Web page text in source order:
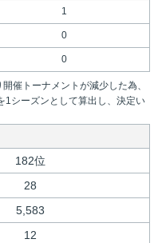
1
0
0
催トーナメントが減少した為、
1シーズンとして算出し、決定い
182位
28
5,583
12